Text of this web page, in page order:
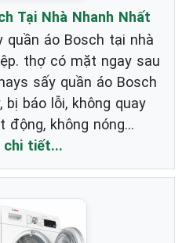
Tại Nhà Nhanh Nhất
quần áo Bosch tại nhà
thợ có mặt ngay sau
sấy quần áo Bosch
bị báo lỗi, không quay
động, không nóng...
chi tiết...